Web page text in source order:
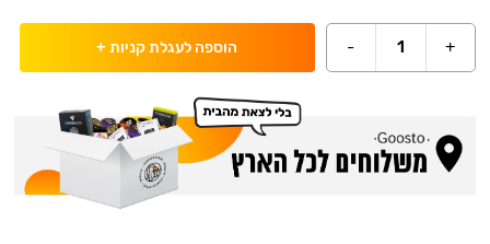
+
1
- הוספה לעגלת קניות +